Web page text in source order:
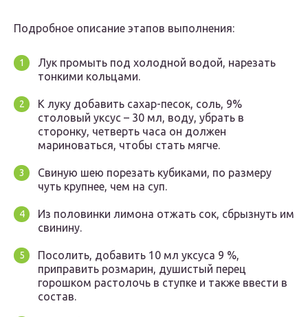
Подробное описание этапов выполнения:
Лук промыть под холодной водой, нарезать
тонкими кольцами.
К луку добавить сахар-песок, соль, 9%
столовый уксус – 30 мл, воду, убрать в
сторонку, четверть часа он должен
мариноваться, чтобы стать мягче.
Свиную шею порезать кубиками, по размеру
чуть крупнее, чем на суп.
Из половинки лимона отжать сок, сбрызнуть им
свинину.
Посолить, добавить 10 мл уксуса 9 %,
приправить розмарин, душистый перец
горошком растолочь в ступке и также ввести в
состав.